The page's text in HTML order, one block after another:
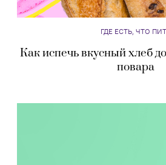
ГДЕ ЕСТЬ, ЧТО
Как испечь вкусный хлеб
повара